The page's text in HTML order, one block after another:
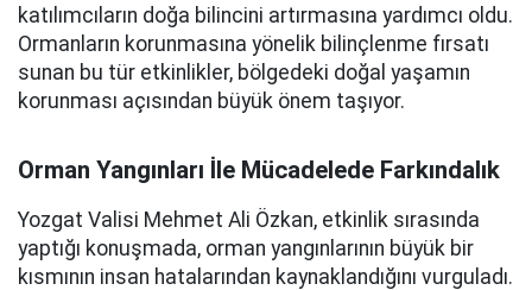
katılımcıların doğa bilincini artırmasına yardımcı oldu.
Ormanların korunmasına yönelik bilinçlenme fırsatı
sunan bu tür etkinlikler, bölgedeki doğal yaşamın
korunması açısından büyük önem taşıyor.
Orman Yangınları İle Mücadelede Farkındalık
Yozgat Valisi Mehmet Ali Özkan, etkinlik sırasında
yaptığı konuşmada, orman yangınlarının büyük bir
kısmının insan hatalarından kaynaklandığını vurguladı.